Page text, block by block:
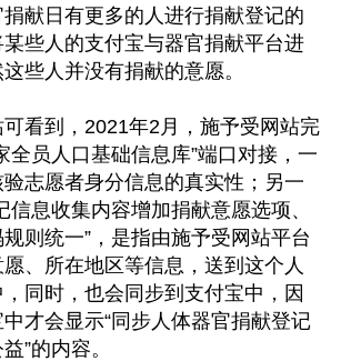
献日有更多的人进行捐献登记的
些人的支付宝与器官捐献平台进
些人并没有捐献的意愿。
看到，2021年2月，施予受网站完
全员人口基础信息库”端口对接，一
志愿者身分信息的真实性；另一
信息收集内容增加捐献意愿选项、
则统一”，是指由施予受网站平台
、所在地区等信息，送到这个人
同时，也会同步到支付宝中，因
才会显示“同步人体器官捐献登记
”的内容。